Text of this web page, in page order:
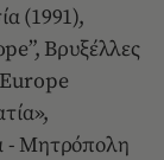
(1991),
Bρυξέλλες
- Mητρόπολη